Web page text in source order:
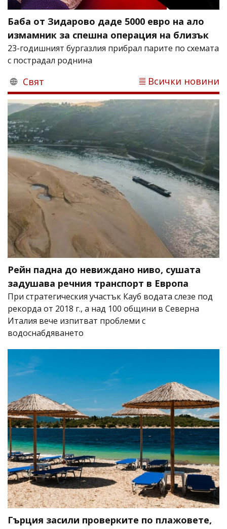
Баба от Зидарово даде 5000 евро на ало
измамник за спешна операция на близък
23-годишният бургазлия прибрал парите по схемата
с пострадал роднина
Свят Всички новини
Рейн падна до невиждано ниво, сушата
задушава речния транспорт в Европа
При стратегическия участък Кауб водата слезе под
рекорда от 2018 г., а над 100 общини в Северна
Италия вече изпитват проблеми с
водоснабдяването
Гърция засили проверките по плажовете,